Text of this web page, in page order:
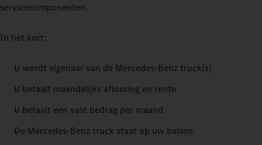
servicecomponenten.
In het kort:
U wordt eigenaar van de Mercedes-Benz truck(s)
U betaalt maandelijks aflossing en rente
U betaalt een vast bedrag per maand
De Mercedes-Benz truck staat op uw balans